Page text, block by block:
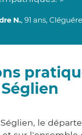
N., 91 ans,
Séglien
le